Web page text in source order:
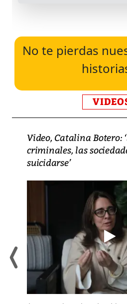
No te pierdas
Video, Catalina Botero:
criminales, las
suicidarse’